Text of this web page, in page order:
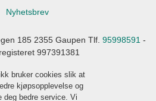
Nyhetsbrev
185 2355 Gaupen Tlf. 95998591 -
997391381
bruker cookies slik at
kjøpsopplevelse og
deg bedre service. Vi